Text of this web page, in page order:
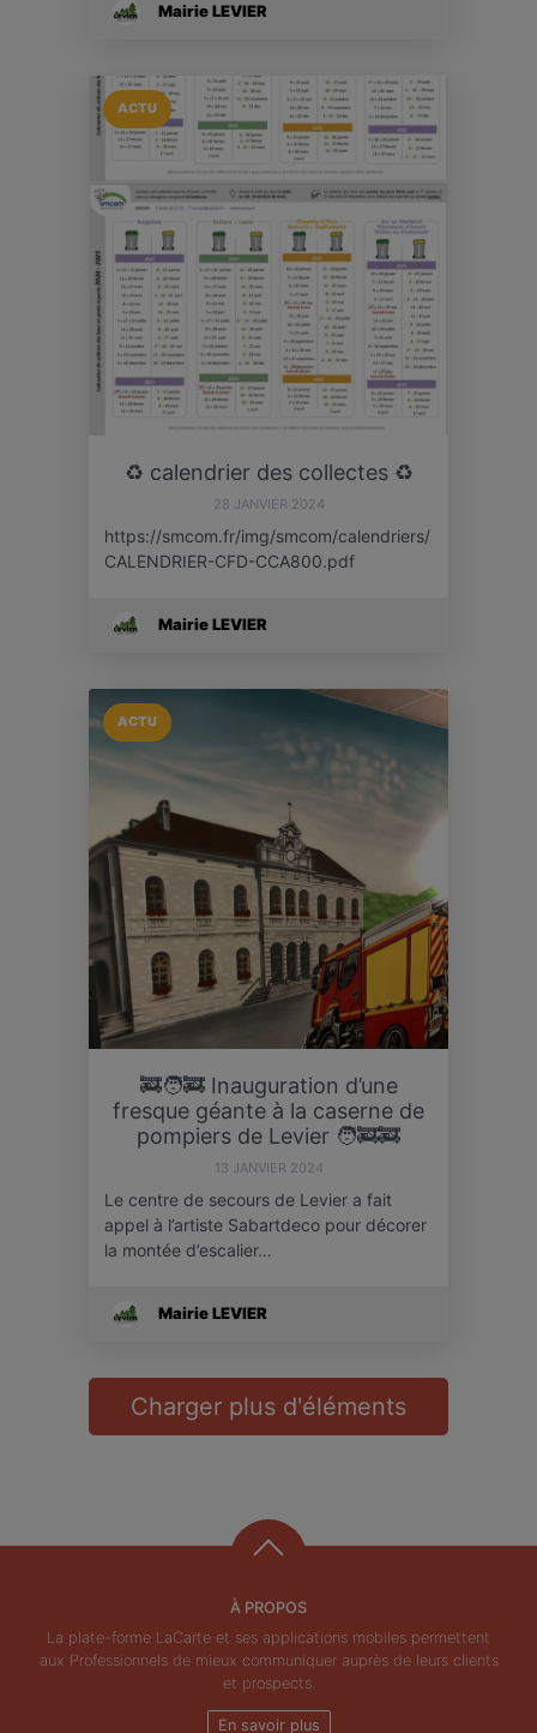
Mairie LEVIER
ACTU
♻️ calendrier des collectes ♻️
28 JANVIER 2024
https://smcom.fr/img/smcom/calendriers/
CALENDRIER-CFD-CCA800.pdf
Mairie LEVIER
ACTU
🚒🧑‍🚒 Inauguration d’une
fresque géante à la caserne de
pompiers de Levier 🧑‍🚒🚒
13 JANVIER 2024
Le centre de secours de Levier a fait
appel à l’artiste Sabartdeco pour décorer
la montée d’escalier…
Mairie LEVIER
Charger plus d'éléments
À PROPOS
La plate-forme LaCarte et ses applications mobiles permettent
aux Professionnels de mieux communiquer auprès de leurs clients
et prospects.
En savoir plus